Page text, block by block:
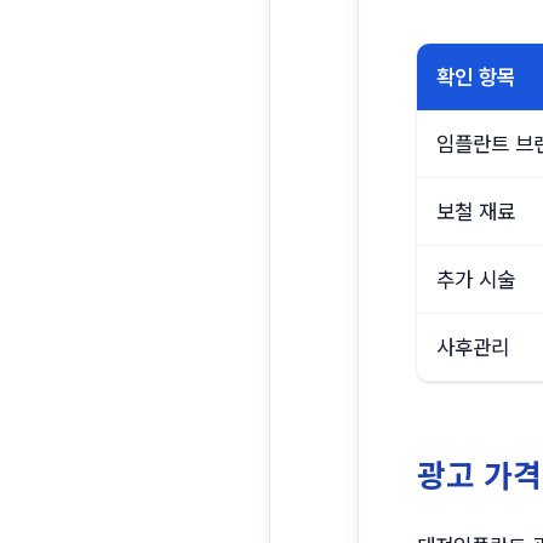
확인 항목
임플란트 브
보철 재료
추가 시술
사후관리
광고 가